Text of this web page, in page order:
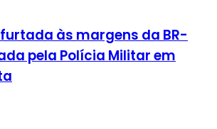
às margens da BR-
pela Polícia Militar em